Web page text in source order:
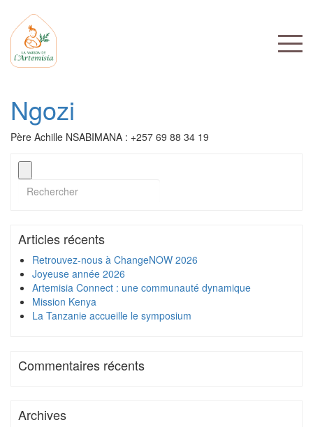
Ngozi
Père Achille NSABIMANA : +257 69 88 34 19
Articles récents
Retrouvez-nous à ChangeNOW 2026
Joyeuse année 2026
Artemisia Connect : une communauté dynamique
Mission Kenya
La Tanzanie accueille le symposium
Commentaires récents
Archives